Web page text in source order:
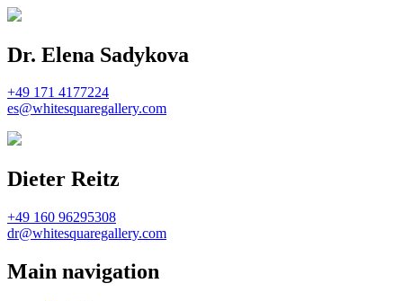
Dr. Elena Sadykova
+49 171 4177224
es@whitesquaregallery.com
Dieter Reitz
+49 160 96295308
dr@whitesquaregallery.com
Main navigation